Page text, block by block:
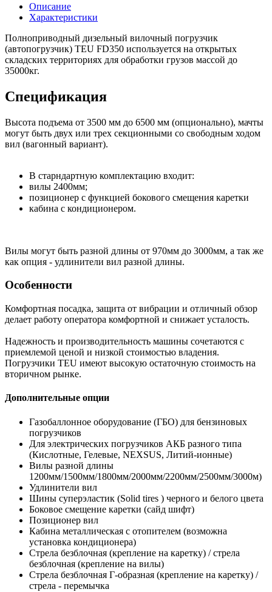
Описание
Характеристики
Полноприводный дизельный вилочный погрузчик
(автопогрузчик) TEU FD350 используется на открытых
складских территориях для обработки грузов массой до
35000кг.
Спецификация
Высота подъема от 3500 мм до 6500 мм (опционально), мачты
могут быть двух или трех секционными со свободным ходом
вил (вагонный вариант).
В старндартную комплектацию входит:
вилы 2400мм;
позиционер с функцией бокового смещения каретки
кабина с кондиционером.
Вилы могут быть разной длины от 970мм до 3000мм, а так же
как опция - удлинители вил разной длины.
Особенности
Комфортная посадка, защита от вибрации и отличный обзор
делает работу оператора комфортной и снижает усталость.
Надежность и производительность машины сочетаются с
приемлемой ценой и низкой стоимостью владения.
Погрузчики TEU имеют высокую остаточную стоимость на
вторичном рынке.
Дополнительные опции
Газобаллонное оборудование (ГБО) для бензиновых
погрузчиков
Для электрических погрузчиков АКБ разного типа
(Кислотные, Гелевые, NEXSUS, Литий-ионные)
Вилы разной длины
1200мм/1500мм/1800мм/2000мм/2200мм/2500мм/3000м)
Удлинители вил
Шины суперэластик (Solid tires ) черного и белого цвета
Боковое смещение каретки (сайд шифт)
Позиционер вил
Кабина металлическая с отопителем (возможна
установка кондиционера)
Стрела безблочная (крепление на каретку) / стрела
безблочная (крепление на вилы)
Стрела безблочная Г-образная (крепление на каретку) /
стрела - перемычка